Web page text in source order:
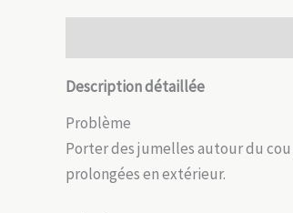
Description détaillée
Problème
Porter des jumelles autour du
prolongées en extérieur.